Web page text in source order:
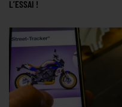
L’ESSAI !